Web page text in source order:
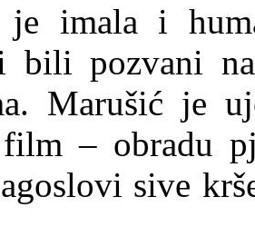
je imala i
bili pozvani
Marušić je
– obradu
sive